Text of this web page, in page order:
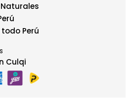
Naturales
Perú
Culqi